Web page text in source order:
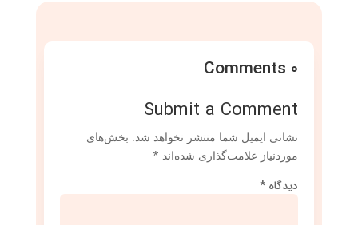
0 Comments
Submit a Comment
نشانی ایمیل شما منتشر نخواهد شد. بخش‌های
موردنیاز علامت‌گذاری شده‌اند *
دیدگاه *